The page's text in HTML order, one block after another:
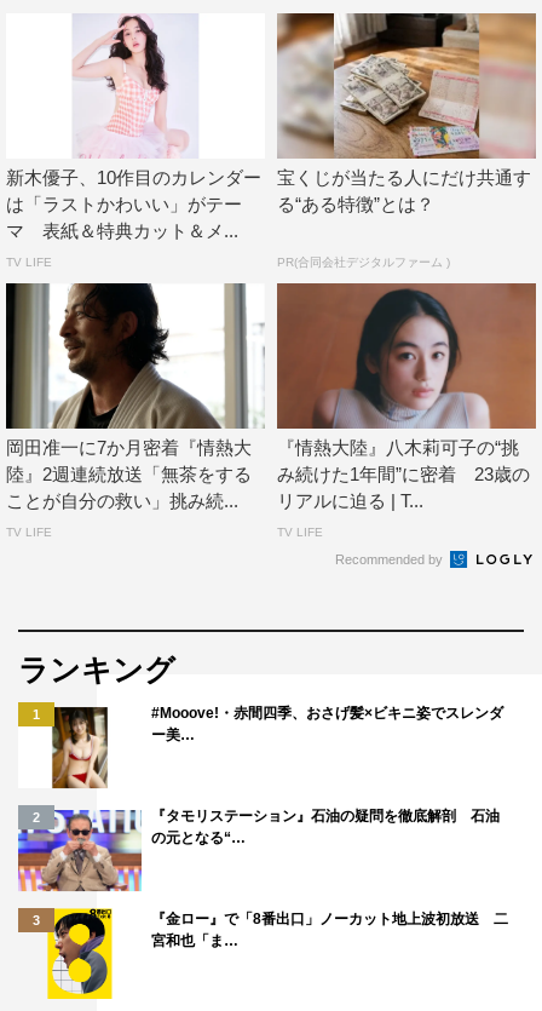
新木優子、10作目のカレンダー
は「ラストかわいい」がテー
マ 表紙＆特典カット＆メ...
TV LIFE
宝くじが当たる人にだけ共通す
る“ある特徴”とは？
PR(合同会社デジタルファーム )
岡田准一に7か月密着『情熱大
陸』2週連続放送「無茶をする
ことが自分の救い」挑み続...
TV LIFE
『情熱大陸』八木莉可子の“挑
み続けた1年間”に密着 23歳の
リアルに迫る | T...
TV LIFE
Recommended by
ランキング
1
#Mooove!・赤間四季、おさげ髪×ビキニ姿でスレンダ
ー美…
2
『タモリステーション』石油の疑問を徹底解剖 石油
の元となる“…
3
『金ロー』で「8番出口」ノーカット地上波初放送 二
宮和也「ま…